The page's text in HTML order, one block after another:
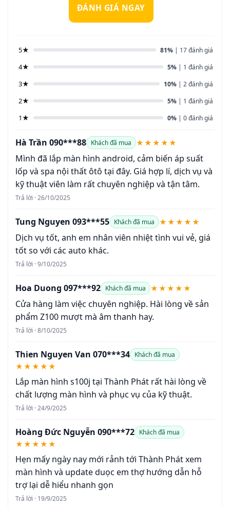
ĐÁNH GIÁ NGAY
5★ 81% | 17 đánh giá
4★ 5% | 1 đánh giá
3★ 10% | 2 đánh giá
2★ 5% | 1 đánh giá
1★ 0% | 0 đánh giá
Hà Trần 090***88 Khách đã mua ★★★★★
Mình đã lắp màn hình android, cảm biến áp suất
lốp và spa nội thất ôtô tại đây. Giá hợp lí, dịch vụ và
kỹ thuật viên làm rất chuyên nghiệp và tận tâm.
Trả lời · 26/10/2025
Tung Nguyen 093***55 Khách đã mua ★★★★★
Dịch vụ tốt, anh em nhân viên nhiệt tình vui vẻ, giá
tốt so với các auto khác.
Trả lời · 9/10/2025
Hoa Duong 097***92 Khách đã mua ★★★★★
Cửa hàng làm việc chuyên nghiệp. Hài lòng về sản
phẩm Z100 mượt mà âm thanh hay.
Trả lời · 8/10/2025
Thien Nguyen Van 070***34 Khách đã mua
★★★★★
Lắp màn hình s100j tại Thành Phát rất hài lòng về
chất lượng màn hình và phục vụ của kỹ thuật.
Trả lời · 24/9/2025
Hoàng Đức Nguyễn 090***72 Khách đã mua
★★★★★
Hẹn mấy ngày nay mới rảnh tới Thành Phát xem
màn hình và update duọc em thợ hướng dẫn hỗ
trợ lại dễ hiểu nhanh gọn
Trả lời · 19/9/2025